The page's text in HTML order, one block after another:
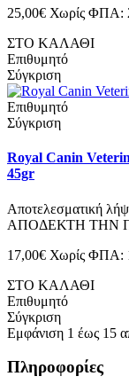
25,00€ Χωρίς ΦΠΑ:
ΣΤΟ ΚΑΛΑΘΙ
Επιθυμητό
Σύγκριση
Επιθυμητό
Σύγκριση
Royal Canin
45gr
Αποτελεσματική
ΑΠΟΔΕΚΤΗ ΤΗΝ
17,00€ Χωρίς ΦΠΑ:
ΣΤΟ ΚΑΛΑΘΙ
Επιθυμητό
Σύγκριση
Εμφάνιση 1 έως 15
Πληροφορίες